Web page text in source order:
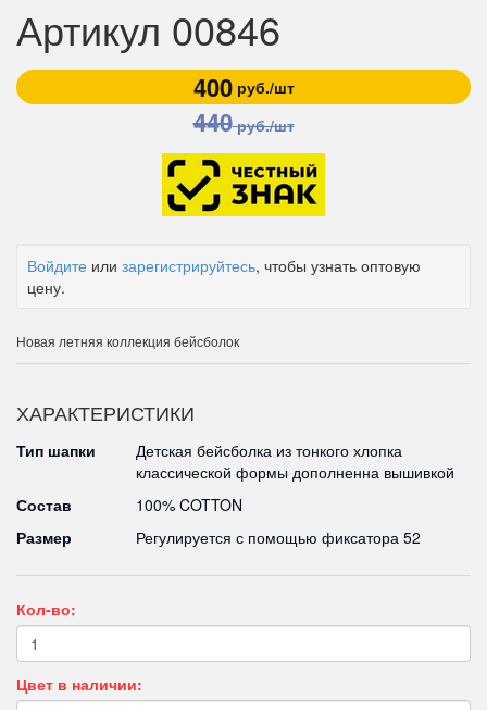
Артикул 00846
400руб./шт
440руб./шт
Войдите или зарегистрируйтесь, чтобы узнать оптовую
цену.
Новая летняя коллекция бейсболок
ХАРАКТЕРИСТИКИ
Тип шапки
Детская бейсболка из тонкого хлопка
классической формы дополненна вышивкой
Состав
100% COTTON
Размер
Регулируется с помощью фиксатора 52
Кол-во:
Цвет в наличии: